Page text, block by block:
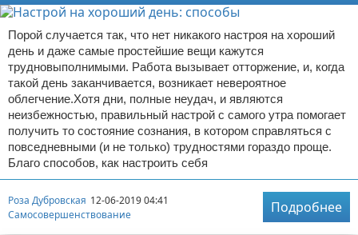
Порой случается так, что нет никакого настроя на хороший
день и даже самые простейшие вещи кажутся
трудновыполнимыми. Работа вызывает отторжение, и, когда
такой день заканчивается, возникает невероятное
облегчение.Хотя дни, полные неудач, и являются
неизбежностью, правильный настрой с самого утра помогает
получить то состояние сознания, в котором справляться с
повседневными (и не только) трудностями гораздо проще.
Благо способов, как настроить себя
Роза Дубровская 12-06-2019 04:41
Самосовершенствование
Подробнее